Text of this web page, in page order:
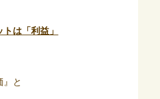
は「利益」
』と